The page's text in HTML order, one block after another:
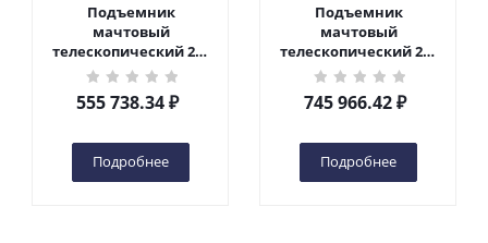
Подъемник
мачтовый
телескопический 200
кг 6 м TOR GTWY6-200S
DC 2-мачтовый
(автономный) (G) в
555 738.34₽
Подробнее
Подъемник
мачтовый
телескопический 200
кг 10 м TOR GTWY10-
200S DC 2-мачтовый
(автономный) (N) в
745 966.42₽
Подробнее